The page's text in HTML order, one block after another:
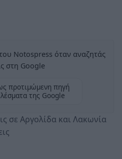
Notospress όταν αναζητάς
στη Google
προτιμώμενη πηγή
της Google
σε Αργολίδα και Λακωνία